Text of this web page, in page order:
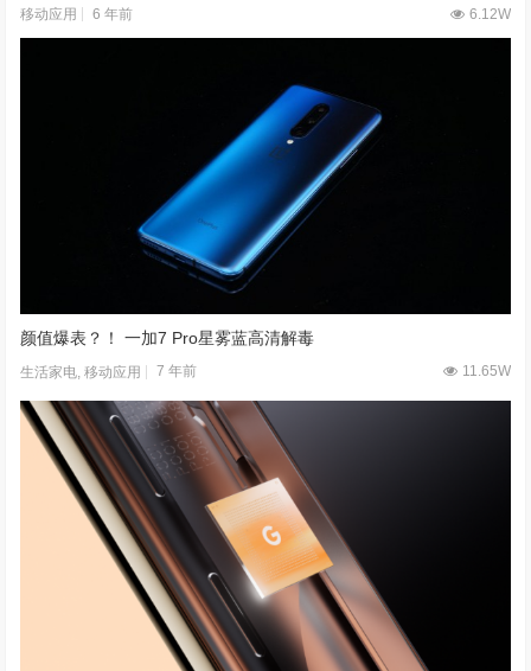
移动应用 6 年前 6.12W
颜值爆表？！ 一加7 Pro星雾蓝高清解毒
生活家电,移动应用 7 年前 11.65W